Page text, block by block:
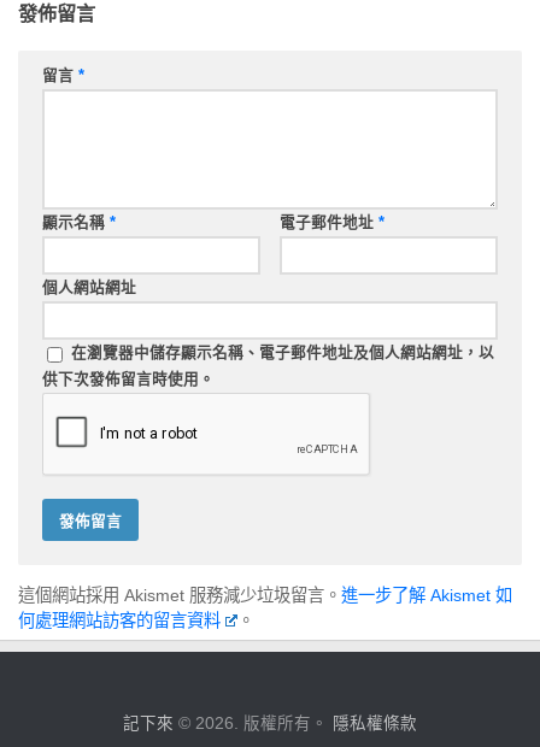
發佈留言
留言 *
顯示名稱 * 電子郵件地址 *
個人網站網址
在瀏覽器中儲存顯示名稱、電子郵件地址及個人網站網址，以
供下次發佈留言時使用。
這個網站採用 Akismet 服務減少垃圾留言。 進一步了解 Akismet 如
何處理網站訪客的留言資料
。
記下來 © 2026. 版權所有。 隱私權條款